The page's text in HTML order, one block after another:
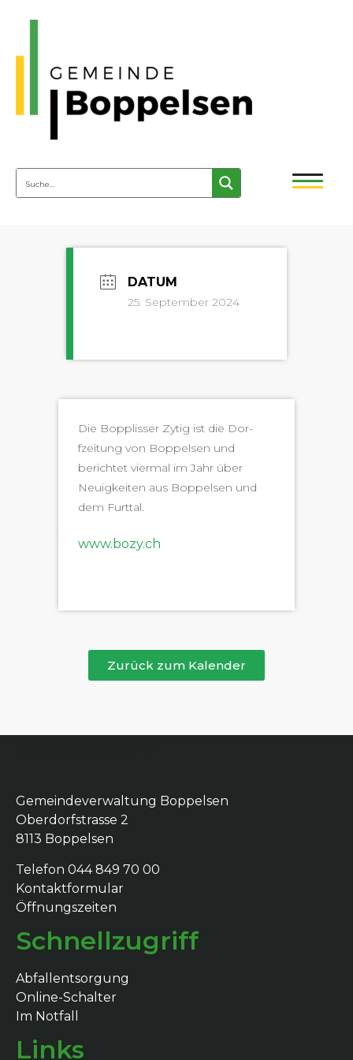
25. September 2024
Die Bop­pliss­er Zytig ist die Dor­
fzeitung von Bop­pelsen und
berichtet vier­mal im Jahr über
Neuigkeit­en aus Bop­pelsen und
dem Furttal.
www.bozy.ch
Zurück zum Kalender
Gemeindeverwaltung Boppelsen
Oberdorfstrasse 2
8113 Boppelsen
Telefon 044 849 70 00
Kontaktformular
Öffnungszeiten
Schnellzugriff
Abfallentsorgung
Online-Schalter
Im Notfall
Links